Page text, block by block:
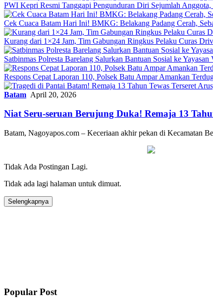
PWI Kepri Resmi Tanggapi Pengunduran Diri Sejumlah
Cek Cuaca Batam Hari Ini! BMKG: Belakang Padang Cerah,
Kurang dari 1×24 Jam, Tim Gabungan Ringkus Pelaku Curas
Satbinmas Polresta Barelang Salurkan Bantuan Sosial ke
Respons Cepat Laporan 110, Polsek Batu Ampar Amankan
Batam April 20, 2026
Niat Seru-seruan Berujung Duka! Remaja 13
Batam, Nagoyapos.com – Keceriaan akhir pekan di Kecamatan
Tidak Ada Postingan Lagi.
Tidak ada lagi halaman untuk dimuat.
Selengkapnya
Popular Post